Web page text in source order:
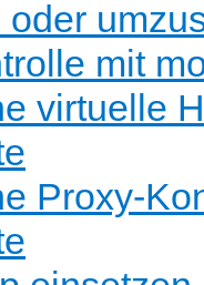
oder
mit
virtuelle
Proxy-